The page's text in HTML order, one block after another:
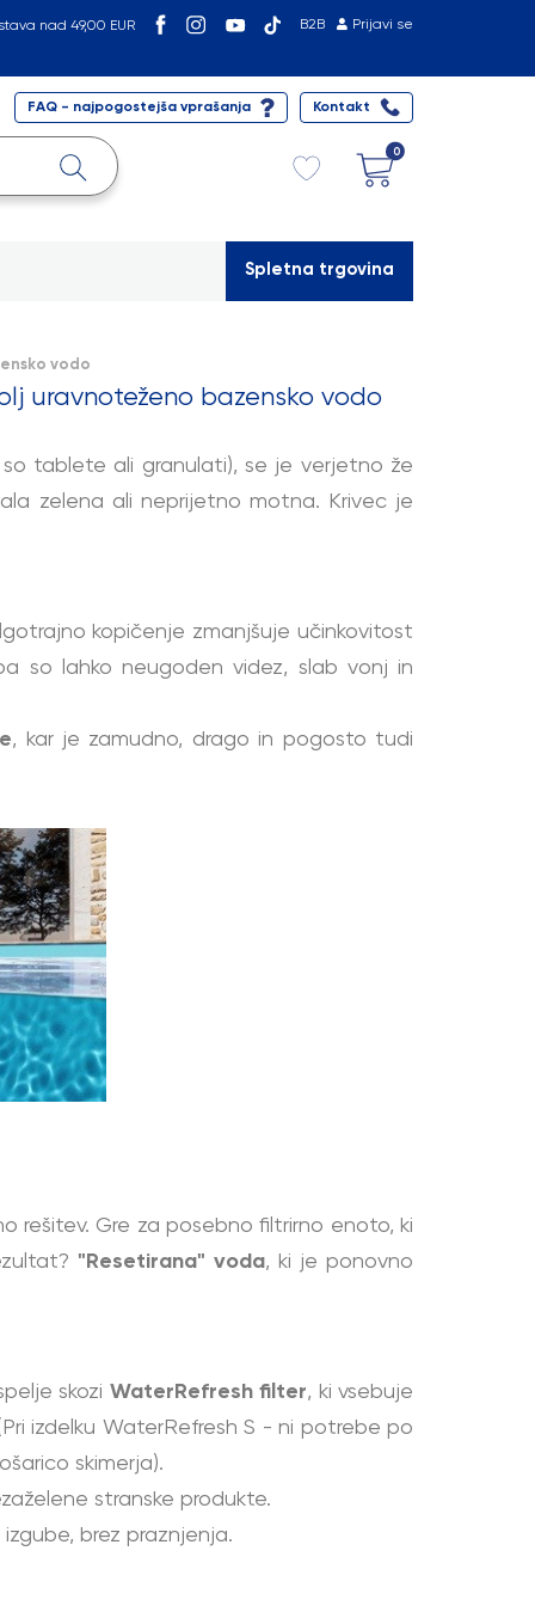
B2B Prijavi se
nad 49,00 EUR
FAQ - najpogostejša vprašanja Kontakt
0
Spletna trgovina
vodo
uravnoteženo bazensko vodo
so tablete ali granulati), se je verjetno že
zelena ali neprijetno motna. Krivec je
kopičenje zmanjšuje učinkovitost
so lahko neugoden videz, slab vonj in
, kar je zamudno, drago in pogosto tudi
rešitev. Gre za posebno filtrirno enoto, ki
"Resetirana" voda, ki je ponovno
skozi WaterRefresh filter, ki vsebuje
izdelku WaterRefresh S - ni potrebe po
skimerja).
stranske produkte.
brez praznjenja.